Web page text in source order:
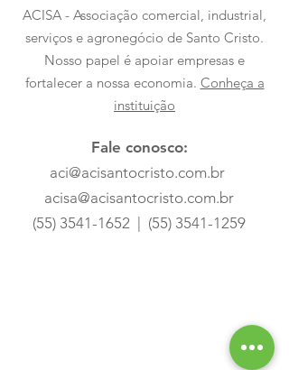
ACISA - Associação comercial, industrial,
serviços e agronegócio de Santo Cristo.
Nosso papel é apoiar empresas e
fortalecer a nossa economia. Conheça a
instituição
Fale conosco:
aci@acisantocristo.com.br
acisa@acisantocristo.com.br
(55) 3541-1652
(55) 3541-1259